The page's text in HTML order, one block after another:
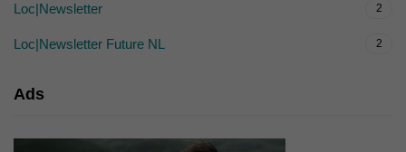
Loc|Newsletter 2
Loc|Newsletter Future NL 2
Ads